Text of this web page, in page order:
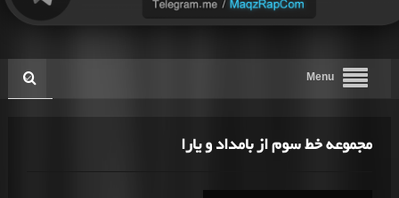
Menu
مجموعه خط سوم از بامداد و یارا